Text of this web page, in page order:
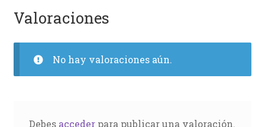
Valoraciones
No hay valoraciones aún.
Debes accederpara publicar una valoración.